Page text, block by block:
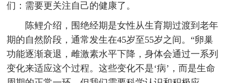
们：需要更关注自己的健康了。
陈鲤介绍，围绝经期是女性从生育期过渡到老年
期的自然阶段，通常发生在45岁至55岁之间。“卵巢
功能逐渐衰退，雌激素水平下降，身体会通过一系列
变化来适应这个过程。这些变化不是‘病’，而是生命